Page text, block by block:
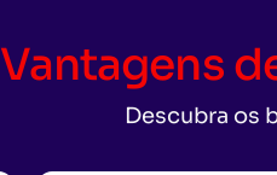
Vantagens
Descubra os